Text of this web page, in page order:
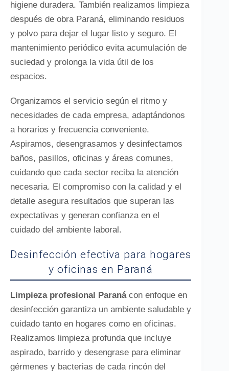
higiene duradera. También realizamos limpieza
después de obra Paraná, eliminando residuos
y polvo para dejar el lugar listo y seguro. El
mantenimiento periódico evita acumulación de
suciedad y prolonga la vida útil de los
espacios.
Organizamos el servicio según el ritmo y
necesidades de cada empresa, adaptándonos
a horarios y frecuencia conveniente.
Aspiramos, desengrasamos y desinfectamos
baños, pasillos, oficinas y áreas comunes,
cuidando que cada sector reciba la atención
necesaria. El compromiso con la calidad y el
detalle asegura resultados que superan las
expectativas y generan confianza en el
cuidado del ambiente laboral.
Desinfección efectiva para hogares
y oficinas en Paraná
Limpieza profesional Paranácon enfoque en
desinfección garantiza un ambiente saludable y
cuidado tanto en hogares como en oficinas.
Realizamos limpieza profunda que incluye
aspirado, barrido y desengrase para eliminar
gérmenes y bacterias de cada rincón del